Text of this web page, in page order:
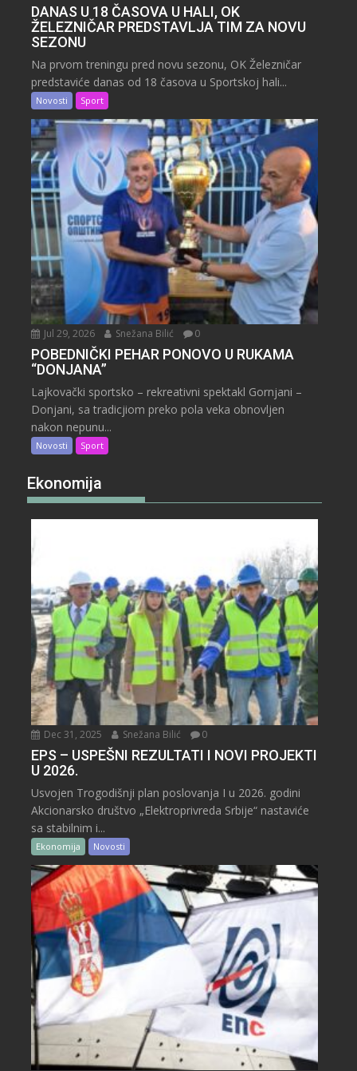
DANAS U 18 ČASOVA U HALI, OK
ŽELEZNIČAR PREDSTAVLJA TIM ZA NOVU
SEZONU
Na prvom treningu pred novu sezonu, OK Železničar
predstaviće danas od 18 časova u Sportskoj hali...
Novosti Sport
Jul 29, 2026 Snežana Bilić 0
POBEDNIČKI PEHAR PONOVO U RUKAMA
“DONJANA”
Lajkovački sportsko – rekreativni spektakl Gornjani –
Donjani, sa tradicjiom preko pola veka obnovljen
nakon nepunu...
Novosti Sport
Ekonomija
Dec 31, 2025 Snežana Bilić 0
EPS – USPEŠNI REZULTATI I NOVI PROJEKTI
U 2026.
Usvojen Trogodišnji plan poslovanja I u 2026. godini
Akcionarsko društvo „Elektroprivreda Srbije“ nastaviće
sa stabilnim i...
Ekonomija Novosti